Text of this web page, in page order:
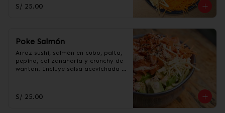
taré.
S/ 25.00
Poke Salmón
Arroz sushi, salmón en cubo, palta,
pepino, col zanahoria y crunchy de
wantan. Incluye salsa acevichada y
S/ 25.00